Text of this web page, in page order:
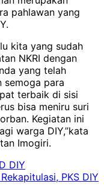
pahlawan yang
kita yang sudah
NKRI dengan
yang telah
semoga para
terbaik di sisi
bisa meniru suri
Kegiatan ini
warga DIY,”kata
Imogiri.
DIY
PKS DIY